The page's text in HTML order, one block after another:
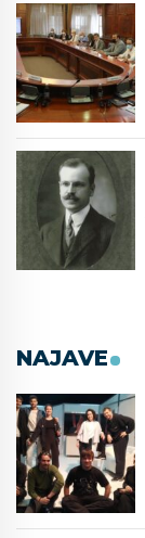
NAJAVE